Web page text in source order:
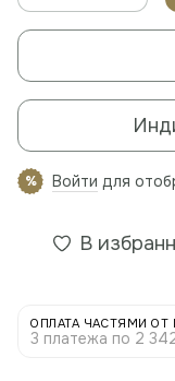
% Войти для
В
ОПЛАТА ЧАСТЯМИ ОТ
3 платежа по 2